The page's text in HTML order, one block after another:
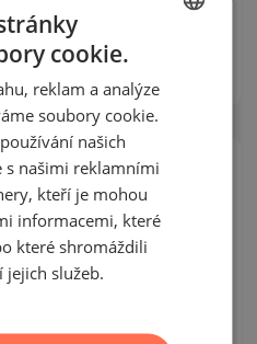
/ BULHARSKO MAPA
€/ m²
BULGARIAN
ENGLISH
GERMAN
FRENCH
POLISH
cookie.
reklam a analýze
soubory cookie.
našich
s našimi reklamními
kteří je mohou
informacemi, které
které shromáždili
jejich služeb.